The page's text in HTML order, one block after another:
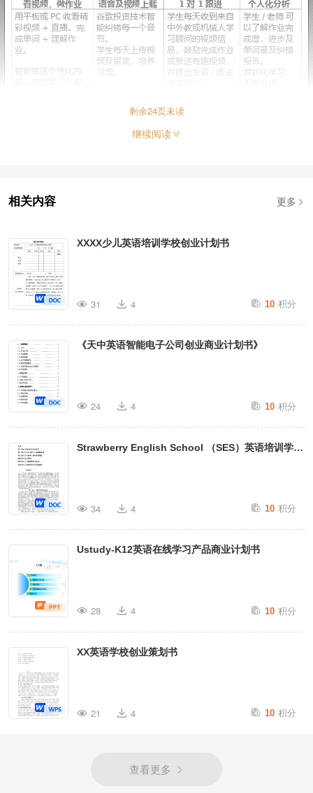
APP 界面
数万分钟分程 度分类视频
+ 每天天重点学习推介
平台 +
数据共享，个人 /班级学
习报告
谷
音
产品介绍 – 每天学习过程
看视频，做作业 语音及视频
用平板或
彩视频
成单词
理解作
频及留言，培养
剩余24页未读
继续阅读
相关内容 更多
XXXX少儿英语培训学校创业计划书
31 4 10 积分
《天中英语智能电子公司创业商业计划书》
24 4 10 积分
Strawberry English School （SES）英语培训学校
34 4 10 积分
Ustudy-K12英语在线学习产品商业计划书
28 4 10 积分
XX英语学校创业策划书
21 4 10 积分
查看更多